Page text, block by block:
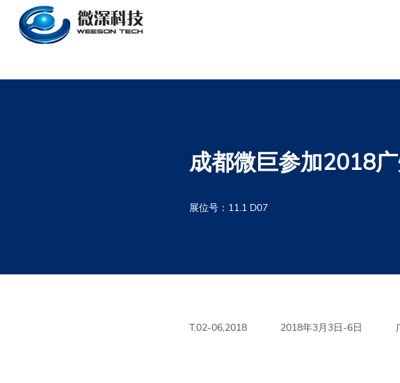
Warning: mysqli_query(): (HY000/1): Can't create/write to file '/tmp/#sql_85a_0.MYI' (Errcode: 28 - No space
成都微巨参加2018
展位号：11.1 D07
T.02-06,2018 2018年3月3日-6日